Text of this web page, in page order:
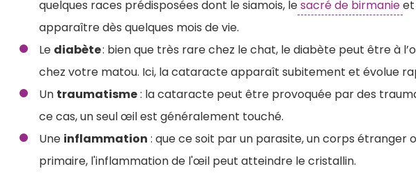
quelques races prédisposées dont le siamois, lesacré de birmanieet
apparaître dès quelques mois de vie.
Le diabète: bien que très rare chez le chat, le diabète peut être à
chez votre matou. Ici, la cataracte apparaît subitement et évolue
Un traumatisme: la cataracte peut être provoquée par des
ce cas, un seul œil est généralement touché.
Une inflammation : que ce soit par un parasite, un corps étranger
primaire, l'inflammation de l'œil peut atteindre le cristallin.